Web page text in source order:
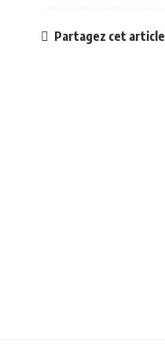
Partagez cet article